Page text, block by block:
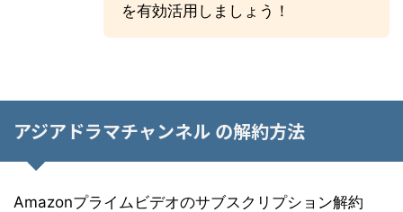
を有効活用しましょう！
アジアドラマチャンネル の解約方法
Amazonプライムビデオのサブスクリプション解約